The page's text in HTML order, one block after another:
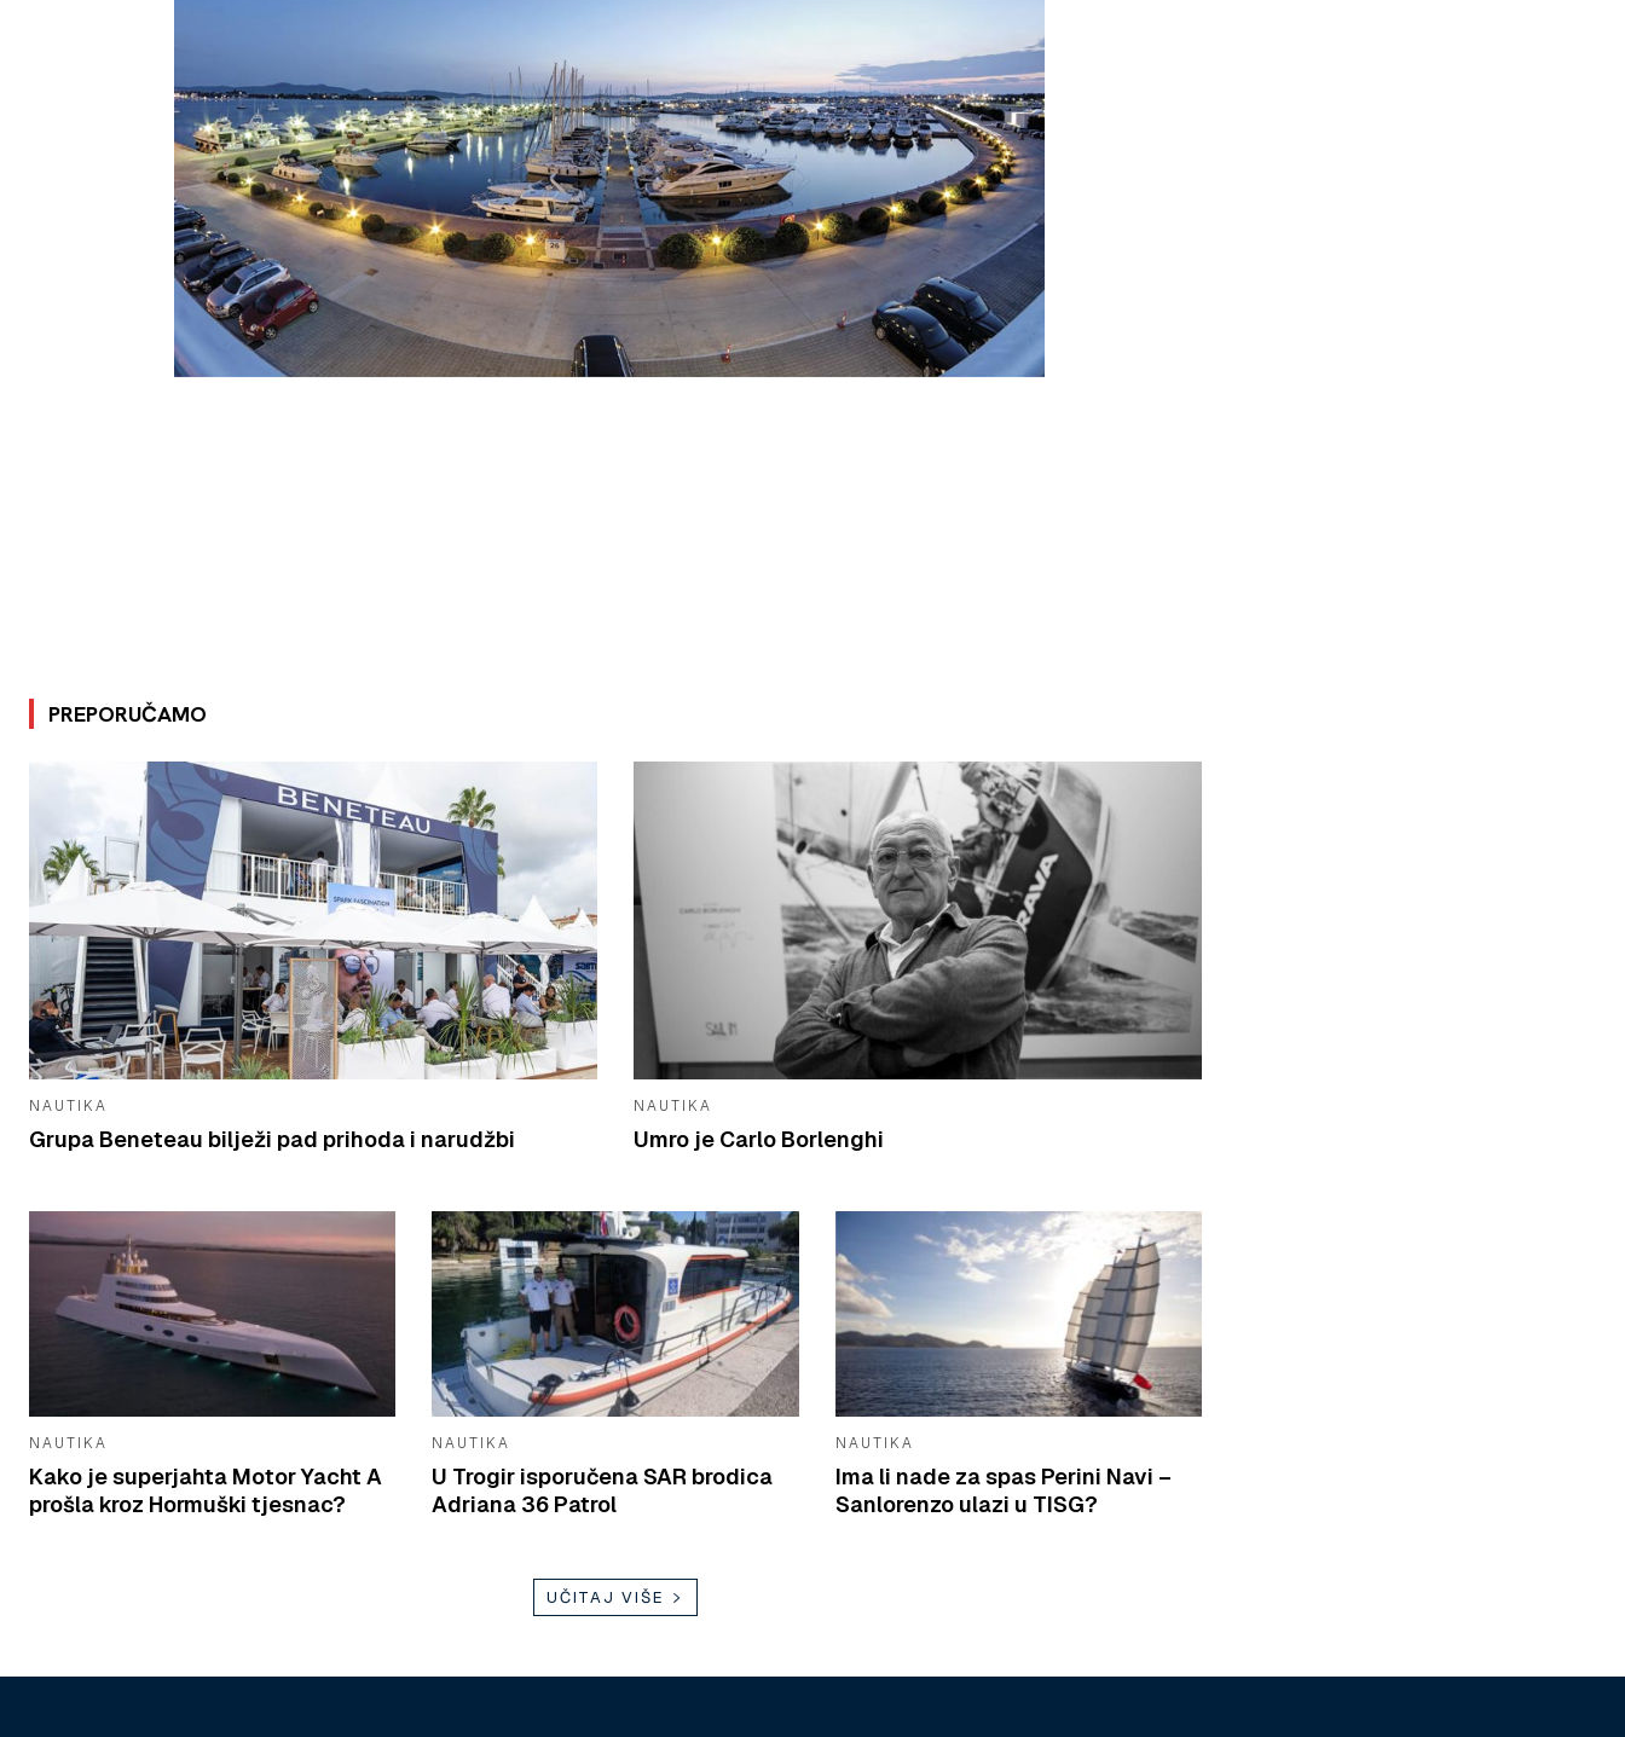
PREPORUČAMO
NAUTIKA
Grupa Beneteau bilježi pad prihoda i narudžbi
NAUTIKA
Umro je Carlo Borlenghi
NAUTIKA
Kako je superjahta Motor Yacht A
prošla kroz Hormuški tjesnac?
NAUTIKA
U Trogir isporučena SAR brodica
Adriana 36 Patrol
NAUTIKA
Ima li nade za spas Perini Navi –
Sanlorenzo ulazi u TISG?
UČITAJ VIŠE